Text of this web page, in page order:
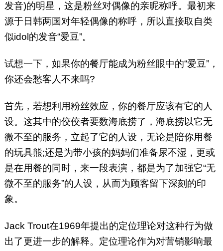
发音)的明星，这是粉丝对偶像的亲昵称呼。最初来
源于日韩两国对年轻偶像的称呼，所以直接取自类
似idol的发音“爱豆”。
试想一下，如果你的餐厅能成为粉丝眼中的“爱豆”，
你还会愁客人不来吗?
首先，若想利用粉丝效应，你的餐厅应该有它的人
设。这其中的佼佼者要数海底捞了，海底捞以它无
微不至的服务，立起了它的人设，无论是陪你用餐
的玩具熊;还是为带小孩的妈妈们准备尿不湿，更或
是在用餐的同时，来一段表演，都是为了加强它“无
微不至的服务”的人设，从而为顾客留下深刻的印
象。
Jack Trout在1969年提出的定位理论对这种行为做
出了更进一步的解释。定位理论作为对营销影响最